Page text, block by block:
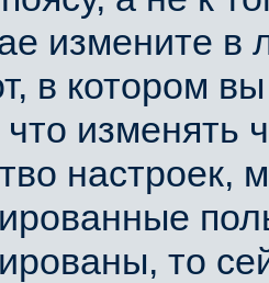
измените в
в котором
изменять
настроек,
то